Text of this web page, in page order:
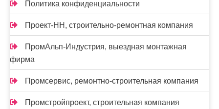
Политика конфиденциальности
Проект-НН, строительно-ремонтная компания
ПромАльп-Индустрия, выездная монтажная
фирма
Промсервис, ремонтно-строительная компания
Промстройпроект, строительная компания